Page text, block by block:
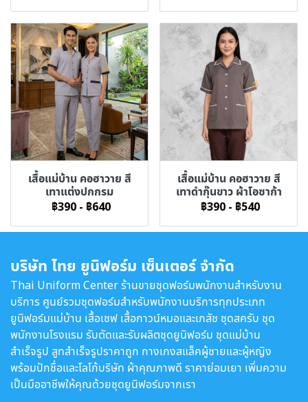
เสื้อแม่บ้าน คอฮาวาย สี
เทาแต่งปกกรม
฿390 - ฿640
เสื้อแม่บ้าน คอฮาวาย สี
เทาดำกุ๊นขาว ผ้าโอซาก้า
฿390 - ฿540
บริษัท ไทย ยูนิฟอร์ม เซ็นเตอร์ จำกัด
Thai Uniform Center ร้านขายชุดฟอร์มพนักงานสำหรับงาน
บริการ ศูนย์รวมชุดฟอร์มสำหรับพนักงานบริการทุกประเภท
ยูนิฟอร์มแม่บ้าน เสื้อเชฟ เสื้อกาวน์หมอและเภสัช ชุดสครับ ชุด
พนักงานโรงแรม รับตัดและรับผลิตชุดยูนิฟอร์ม ชุดแม่บ้าน
สำเร็จรูป สูทสำเร็จรูปราคาถูก กางเกงสแล็คผู้ชายและผู้หญิง
พร้อมปักชื่อและโลโก้บริษัท ผ้าคุณภาพดี ราคาย่อมเยา เพิ่มความ
เป็นมืออาชีพให้คุณด้วยชุดยูนิฟอร์มจากเรา